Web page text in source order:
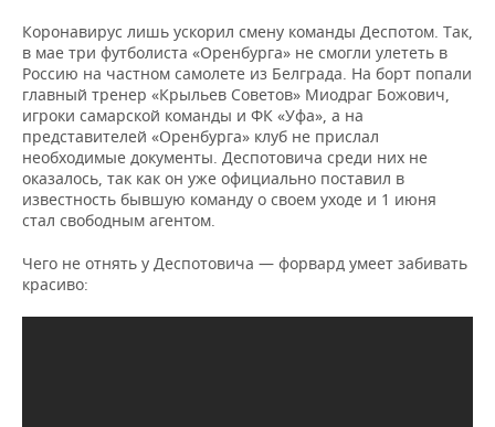
Коронавирус лишь ускорил смену команды Деспотом. Так,
в мае три футболиста «Оренбурга» не смогли улететь в
Россию на частном самолете из Белграда. На борт попали
главный тренер «Крыльев Советов» Миодраг Божович,
игроки самарской команды и ФК «Уфа», а на
представителей «Оренбурга» клуб не прислал
необходимые документы. Деспотовича среди них не
оказалось, так как он уже официально поставил в
известность бывшую команду о своем уходе и 1 июня
стал свободным агентом.
Чего не отнять у Деспотовича — форвард умеет забивать
красиво: